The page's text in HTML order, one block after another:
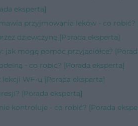
eksperta]
przyjmowania leków - co robić?
dziewczynę [Porada eksperta]
jak mogę pomóc przyjaciółce?
- co robić? [Porada eksperta]
WF-u [Porada eksperta]
[Porada eksperta]
kontroluje - co robić? [Porada